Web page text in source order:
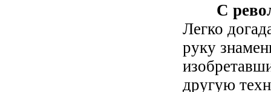
С
Легко
руку
другую